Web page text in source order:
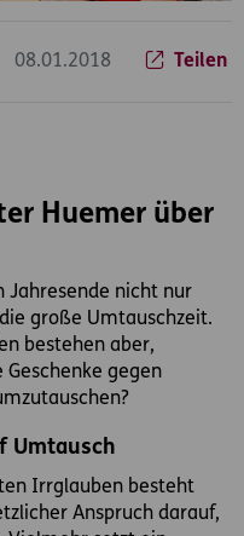
08.01.2018 Teilen
Huemer über
Jahresende nicht nur
große Umtauschzeit.
bestehen aber,
gegen
Umtausch
Irrglauben besteht
Anspruch darauf,